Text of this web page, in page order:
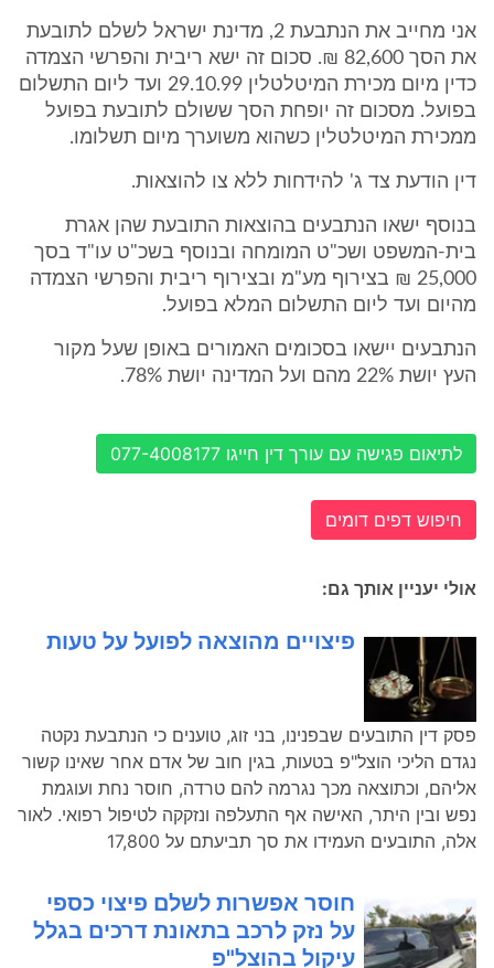
אני מחייב את הנתבעת 2, מדינת ישראל לשלם לתובעת
את הסך 82,600 ₪. סכום זה ישא ריבית והפרשי הצמדה
כדין מיום מכירת המיטלטלין 29.10.99 ועד ליום התשלום
בפועל. מסכום זה יופחת הסך ששולם לתובעת בפועל
ממכירת המיטלטלין כשהוא משוערך מיום תשלומו.
דין הודעת צד ג' להידחות ללא צו להוצאות.
בנוסף ישאו הנתבעים בהוצאות התובעת שהן אגרת
בית-המשפט ושכ"ט המומחה ובנוסף בשכ"ט עו"ד בסך
25,000 ₪ בצירוף מע"מ ובצירוף ריבית והפרשי הצמדה
מהיום ועד ליום התשלום המלא בפועל.
הנתבעים יישאו בסכומים האמורים באופן שעל מקור
העץ יושת 22% מהם ועל המדינה יושת 78%.
לתיאום פגישה עם עורך דין חייגו 077-4008177
חיפוש דפים דומים
אולי יעניין אותך גם:
פיצויים מהוצאה לפועל על טעות
פסק דין התובעים שבפנינו, בני זוג, טוענים כי הנתבעת נקטה
נגדם הליכי הוצל"פ בטעות, בגין חוב של אדם אחר שאינו קשור
אליהם, וכתוצאה מכך נגרמה להם טרדה, חוסר נחת ועוגמת
נפש ובין היתר, האישה אף התעלפה ונזקקה לטיפול רפואי. לאור
אלה, התובעים העמידו את סך תביעתם על 17,800
חוסר אפשרות לשלם פיצוי כספי
על נזק לרכב בתאונת דרכים בגלל
עיקול בהוצל"פ